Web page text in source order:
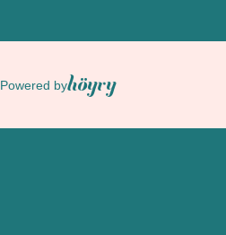
Powered byHöyry